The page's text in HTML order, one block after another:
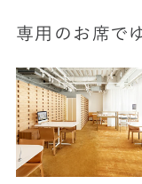
専用のお席で